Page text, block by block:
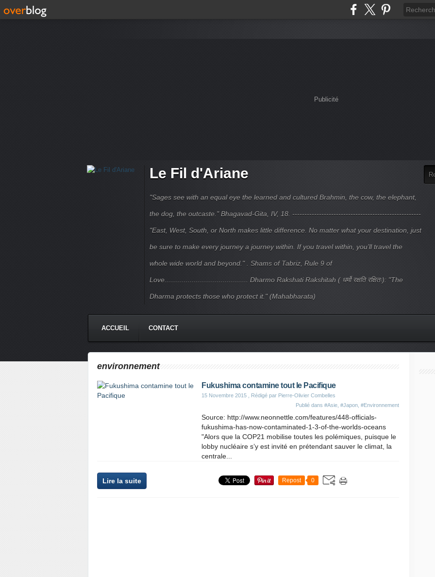
Publicité
Le Fil d'Ariane
"Sages see with an equal eye the learned and cultured Brahmin, the cow, the elephant,
the dog, the outcaste." Bhagavad-Gita, IV, 18. -----------------------------------------------------
"East, West, South, or North makes little difference. No matter what your destination, just
be sure to make every journey a journey within. If you travel within, you’ll travel the
whole wide world and beyond." . Shams of Tabriz, Rule 9 of
Love........................................... Dharmo Rakshati Rakshitah ( धर्मो रक्षति रक्षितः): "The
Dharma protects those who protect it." (Mahabharata)
ACCUEIL CONTACT
environnement
Fukushima contamine tout le Pacifique
15 Novembre 2015 , Rédigé par Pierre-Olivier Combelles
Publié dans #Asie #Japon #Environnement
Source: http://www.neonnettle.com/features/448-officials-
fukushima-has-now-contaminated-1-3-of-the-worlds-oceans
"Alors que la COP21 mobilise toutes les polémiques, puisque le
lobby nucléaire s’y est invité en prétendant sauver le climat, la
centrale...
Lire la suite Repost 0